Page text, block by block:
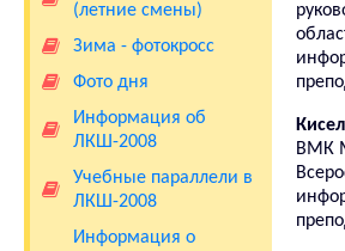
(летние смены)
Зима - фотокросс
Фото дня
Информация об
ЛКШ-2008
Учебные параллели в
ЛКШ-2008
Информация о
ВМК